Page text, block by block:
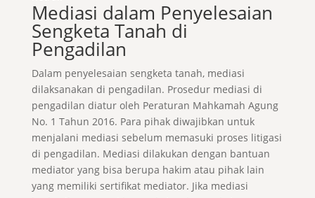
Mediasi dalam Penyelesaian
Sengketa Tanah di
Pengadilan
Dalam penyelesaian sengketa tanah, mediasi
dilaksanakan di pengadilan. Prosedur mediasi di
pengadilan diatur oleh Peraturan Mahkamah Agung
No. 1 Tahun 2016. Para pihak diwajibkan untuk
menjalani mediasi sebelum memasuki proses litigasi
di pengadilan. Mediasi dilakukan dengan bantuan
mediator yang bisa berupa hakim atau pihak lain
yang memiliki sertifikat mediator. Jika mediasi